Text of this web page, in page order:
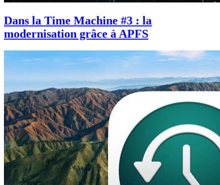
Dans la Time Machine #3 : la
modernisation grâce à APFS